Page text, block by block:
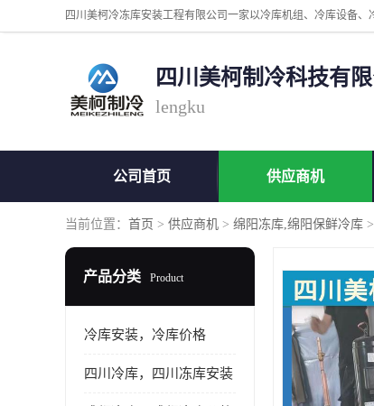
四川美柯制冷科技有
lengku
公司首页 供应商机
当前位置： 首页 > 供应商机 > 绵阳冻库,绵阳保鲜冷库
产品分类 Product
冷库安装，冷库价格
四川冷库，四川冻库安装